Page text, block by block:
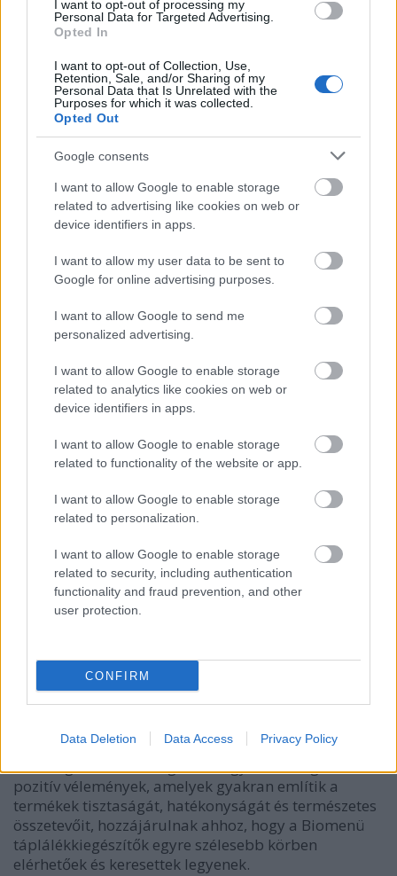
I want to opt-out of processing my
Personal Data for Targeted Advertising.
Opted In
I want to opt-out of Collection, Use,
Retention, Sale, and/or Sharing of my
Personal Data that Is Unrelated with the
Purposes for which it was collected.
Opted Out
Google consents
I want to allow Google to enable storage
related to advertising like cookies on web or
device identifiers in apps.
I want to allow my user data to be sent to
Google for online advertising purposes.
I want to allow Google to send me
personalized advertising.
I want to allow Google to enable storage
related to analytics like cookies on web or
device identifiers in apps.
I want to allow Google to enable storage
related to functionality of the website or app.
I want to allow Google to enable storage
related to personalization.
I want to allow Google to enable storage
related to security, including authentication
functionality and fraud prevention, and other
user protection.
CONFIRM
Data Deletion Data Access Privacy Policy
Az ashwagandha például kiváló adaptogén, amely
segít kezelni a stresszt és erősíti az immunrendszert,
míg a spirulina egy rendkívül tápláló alga, amely
gazdag vitaminokbanés ásványi anyagokban.
A kurkumagyulladáscsökkentő hatásáról ismert,
matcha pedig egy erős antioxidáns, amely segít
növelni az energiát és javítja a koncentrációt. A
Biomenü termékeiben ezek az összetevők mind
természetes formájukban találhatók meg, így a
legnagyobb hatékonyságot biztosítva.
számára
A Biomenü táplálékkiegészítők széles választékot
kínálnak, így minden korosztály és életmód számára
van megfelelő termék. Legyen szó fiatalokról, akik
aktív életet élnek, középkorúakról, akik a
mindennapi feszültség és stressz kezelésére
keresnek megoldásokat, vagyidősebb vásárlókról,
akik az egészségmegőrzésre helyezik a hangsúlyt, a
amelyek segíthetnek megőrizni a vitalitást és a jó
közérzetet.
A Biomenü kiegészítői nemcsak a fizikai egészséget
támogatják, hanem a mentális és érzelmi jólétet is,
amely egyre fontosabbá válik a modern életvitel
mellett. A különböző termékek célzott hatásai
segíthetnek például a stressz kezelésében, a
koncentráció javításában vagy a bélflóra
egyensúlyának helyreállításában.
6. A vásárlói visszajelzések és elégedettség
A Biomenü táplálékkiegészítői nemcsak a szakértők
körében, hanem a vásárlók körében is kiemelkedő
népszerűségnek örvendenek. A
vásárlói
visszajelzésekalapján a termékek hatékonyságát és
minőségét számos elégedett fogyasztó megerősíti. A
pozitív vélemények, amelyek gyakran említik a
termékek tisztaságát, hatékonyságát és természetes
összetevőit, hozzájárulnak ahhoz, hogy a Biomenü
táplálékkiegészítők egyre szélesebb körben
elérhetőek és keresettek legyenek.